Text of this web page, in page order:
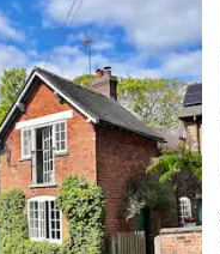
5, 326 avaliações